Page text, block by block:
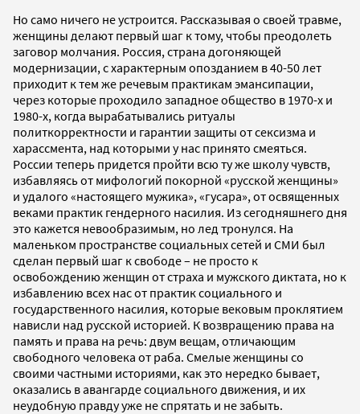
Но само ничего не устроится. Рассказывая о своей травме,
женщины делают первый шаг к тому, чтобы преодолеть
заговор молчания. Россия, страна догоняющей
модернизации, с характерным опозданием в 40-50 лет
приходит к тем же речевым практикам эмансипации,
через которые проходило западное общество в 1970-х и
1980-х, когда вырабатывались ритуалы
политкорректности и гарантии защиты от сексизма и
харассмента, над которыми у нас принято смеяться.
России теперь придется пройти всю ту же школу чувств,
избавляясь от мифологий покорной «русской женщины»
и удалого «настоящего мужика», «гусара», от освященных
веками практик гендерного насилия. Из сегодняшнего дня
это кажется невообразимым, но лед тронулся. На
маленьком пространстве социальных сетей и СМИ был
сделан первый шаг к свободе – не просто к
освобождению женщин от страха и мужского диктата, но к
избавлению всех нас от практик социального и
государственного насилия, которые вековым проклятием
нависли над русской историей. К возвращению права на
память и права на речь: двум вещам, отличающим
свободного человека от раба. Смелые женщины со
своими частными историями, как это нередко бывает,
оказались в авангарде социального движения, и их
неудобную правду уже не спрятать и не забыть.